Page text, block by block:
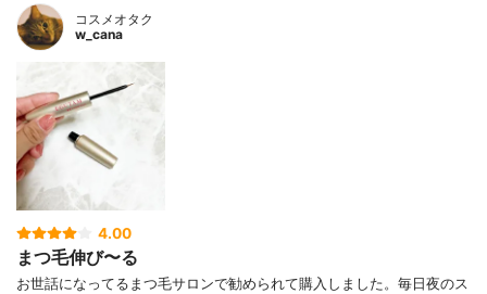
コスメオタク
w_cana
4.00
まつ毛伸び〜る
お世話になってるまつ毛サロンで勧められて購入しました。毎日夜のス